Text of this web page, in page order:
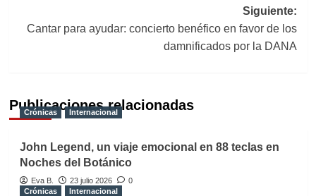
Siguiente:
Cantar para ayudar: concierto benéfico en favor de los
damnificados por la DANA
Publicaciones relacionadas
Crónicas Internacional
John Legend, un viaje emocional en 88 teclas en
Noches del Botánico
Eva B. 23 julio 2026
0
Crónicas
Internacional